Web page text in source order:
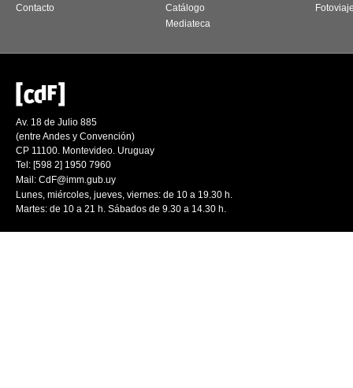
Contacto
Catálogo
Mediateca
Av. 18 de Julio 885
(entre Andes y Convención)
CP 11100. Montevideo. Uruguay
Tel: [598 2] 1950 7960
Mail: CdF@imm.gub.uy
Lunes, miércoles, jueves, viernes: de 10 a 19.30 h.
Martes: de 10 a 21 h. Sábados de 9.30 a 14.30 h.